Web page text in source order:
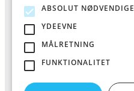
ABSOLUT NØDVENDIGE
YDEEVNE
MÅLRETNING
FUNKTIONALITET